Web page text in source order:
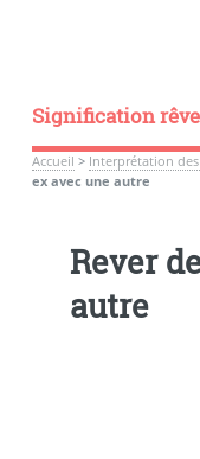
Signification rêve
Accueil > Interprétation
ex avec une autre
Rever
autre